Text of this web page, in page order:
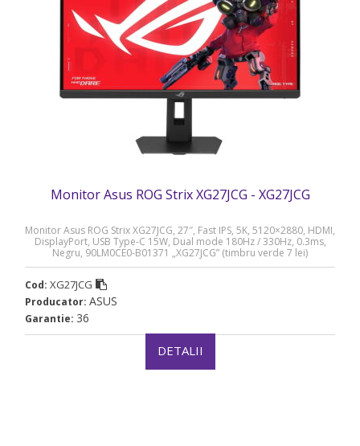
Monitor Asus ROG Strix XG27JCG - XG27JCG
Monitor Asus ROG Strix XG27JCG, 27″, Fast IPS, 5K, 5120×2880, HDMI,
DisplayPort, USB Type-C 15W, Dual mode 180Hz / 330Hz, 0.3ms,
Negru, 90LM0CE0-B01371 „XG27JCG” (timbru verde 7 lei)
Cod: XG27JCG
Producator: ASUS
Garantie: 36
DETALII